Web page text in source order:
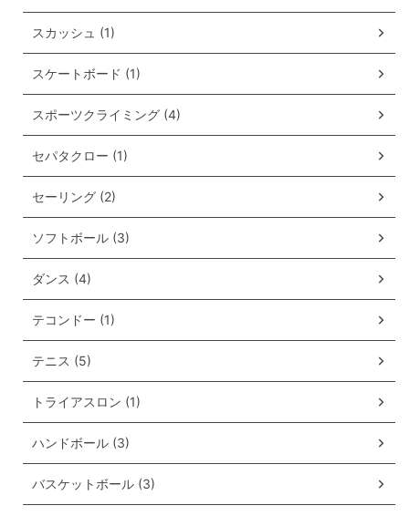
スカッシュ (1)
スケートボード (1)
スポーツクライミング (4)
セパタクロー (1)
セーリング (2)
ソフトボール (3)
ダンス (4)
テコンドー (1)
テニス (5)
トライアスロン (1)
ハンドボール (3)
バスケットボール (3)